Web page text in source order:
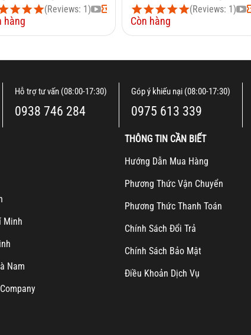
(Reviews: 1)
hàng
(Reviews: 1)
Còn hàng
Hỗ trợ tư vấn (08:00-17:30)
0938 746 284
Góp ý khiếu nại (08:00-17:30)
0975 613 339
Minh
Nam
THÔNG TIN CẦN BIẾT
Hướng Dẫn Mua Hàng
Phương Thức Vận Chuyển
Phương Thức Thanh Toán
Chính Sách Đổi Trả
Chính Sách Bảo Mật
Điều Khoản Dịch Vụ